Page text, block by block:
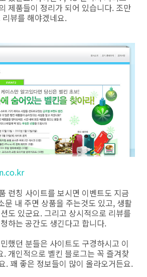
제품들이 정리가 되어 있습니다. 조만
뷰를 해야겠네요.
런칭 사이트를 보시면 이벤트도 지금
문 내 주면 상품을 주는것도 있고, 생활
도 있군요. 그리고 상시적으로 리뷰를
하는 공간도 생긴다고 합니다.
했던 분들은 사이트도 구경하시고 이
. 개인적으로 벨킨 블로그는 꼭 즐겨찾
. 꽤 좋은 정보들이 많이 올라오거든요.